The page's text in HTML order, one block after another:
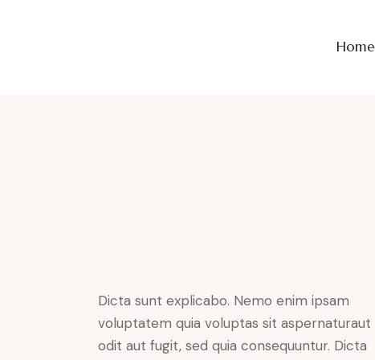
Home
Dicta sunt explicabo. Nemo enim ipsam
voluptatem quia voluptas sit aspernaturaut
odit aut fugit, sed quia consequuntur. Dicta